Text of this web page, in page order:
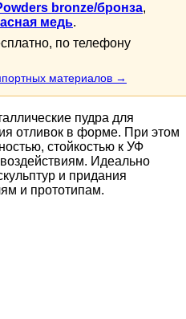
bronze/бронза,
медь.
по телефону
материалов →
пудра для
отливок в форме. При этом
стойкостью к УФ
Идеально
и придания
и прототипам.